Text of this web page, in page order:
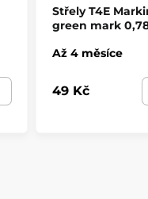
Střely T4E
green mark
Až 4 měsíce
49 Kč